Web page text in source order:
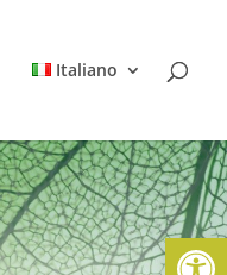
Apri la
Italiano